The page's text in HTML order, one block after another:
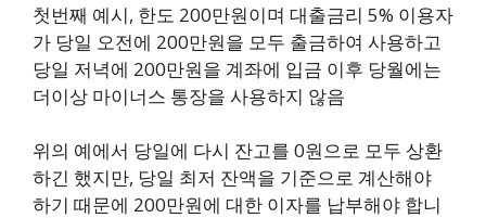
첫번째 예시, 한도 200만원이며 대출금리 5% 이용자
가 당일 오전에 200만원을 모두 출금하여 사용하고
당일 저녁에 200만원을 계좌에 입금 이후 당월에는
더이상 마이너스 통장을 사용하지 않음
위의 예에서 당일에 다시 잔고를 0원으로 모두 상환
하긴 했지만, 당일 최저 잔액을 기준으로 계산해야
하기 때문에 200만원에 대한 이자를 납부해야 합니